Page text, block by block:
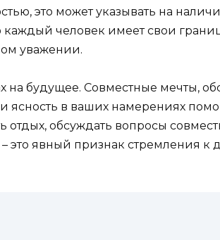
это может указывать на
каждый человек имеет свои
уважении.
на будущее. Совместные мечты,
ясность в ваших намерениях
отдых, обсуждать вопросы
это явный признак стремления к